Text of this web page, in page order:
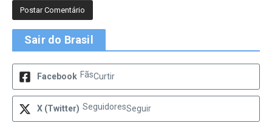
Sair do Brasil
Facebook FãsCurtir
X (Twitter) SeguidoresSeguir